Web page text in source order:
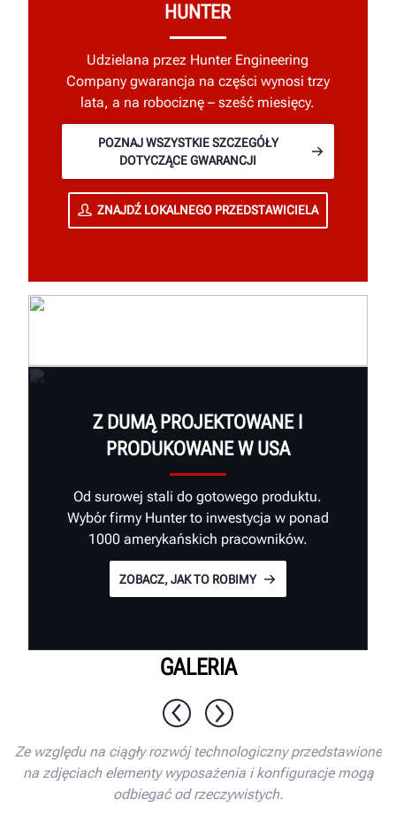
HUNTER
Udzielana przez Hunter Engineering
Company gwarancja na części wynosi trzy
lata, a na robociznę – sześć miesięcy.
POZNAJ WSZYSTKIE SZCZEGÓŁY
DOTYCZĄCE GWARANCJI
ZNAJDŹ LOKALNEGO PRZEDSTAWICIELA
Z DUMĄ PROJEKTOWANE I
PRODUKOWANE W USA
Od surowej stali do gotowego produktu.
Wybór firmy Hunter to inwestycja w ponad
1000 amerykańskich pracowników.
ZOBACZ, JAK TO ROBIMY
GALERIA
Ze względu na ciągły rozwój technologiczny przedstawione
na zdjęciach elementy wyposażenia i konfiguracje mogą
odbiegać od rzeczywistych.